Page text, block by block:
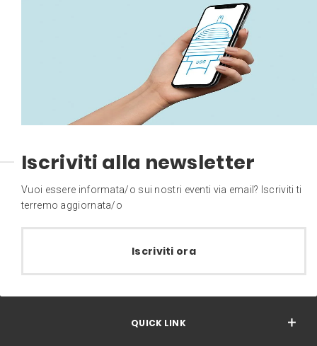
Iscriviti alla newsletter
Vuoi essere informata/o sui nostri eventi via email? Iscriviti ti
terremo aggiornata/o
Iscriviti ora
QUICK LINK